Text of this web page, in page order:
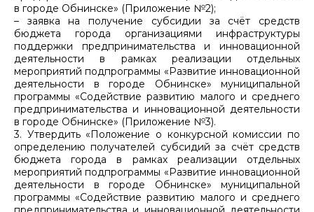
в городе Обнинске» (Приложение №2);
– заявка на получение субсидии за счёт средств
бюджета города организациями инфраструктуры
поддержки предпринимательства и инновационной
деятельности в рамках реализации отдельных
мероприятий подпрограммы «Развитие инновационной
деятельности в городе Обнинске» муниципальной
программы «Содействие развитию малого и среднего
предпринимательства и инновационной деятельности
в городе Обнинске» (Приложение №3).
3. Утвердить «Положение о конкурсной комиссии по
определению получателей субсидий за счёт средств
бюджета города в рамках реализации отдельных
мероприятий подпрограммы «Развитие инновационной
деятельности в городе Обнинске» муниципальной
программы «Содействие развитию малого и среднего